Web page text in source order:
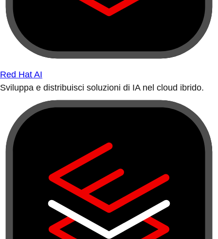
Red Hat AI
Sviluppa e distribuisci soluzioni di IA nel cloud ibrido.